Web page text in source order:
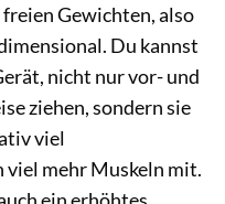
Gewichten, also
Du kannst
nicht nur vor- und
ziehen, sondern sie
viel
viel mehr Muskeln mit.